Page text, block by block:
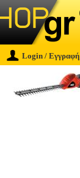
Login / Εγγραφή